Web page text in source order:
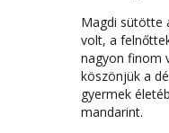
Magdi sütötte
volt, a
nagyon finom
köszönjük a
gyermek
mandarint.